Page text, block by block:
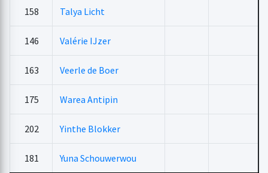
158 Talya Licht
146 Valérie IJzer
163 Veerle de Boer
175 Warea Antipin
202 Yinthe Blokker
181 Yuna Schouwerwou